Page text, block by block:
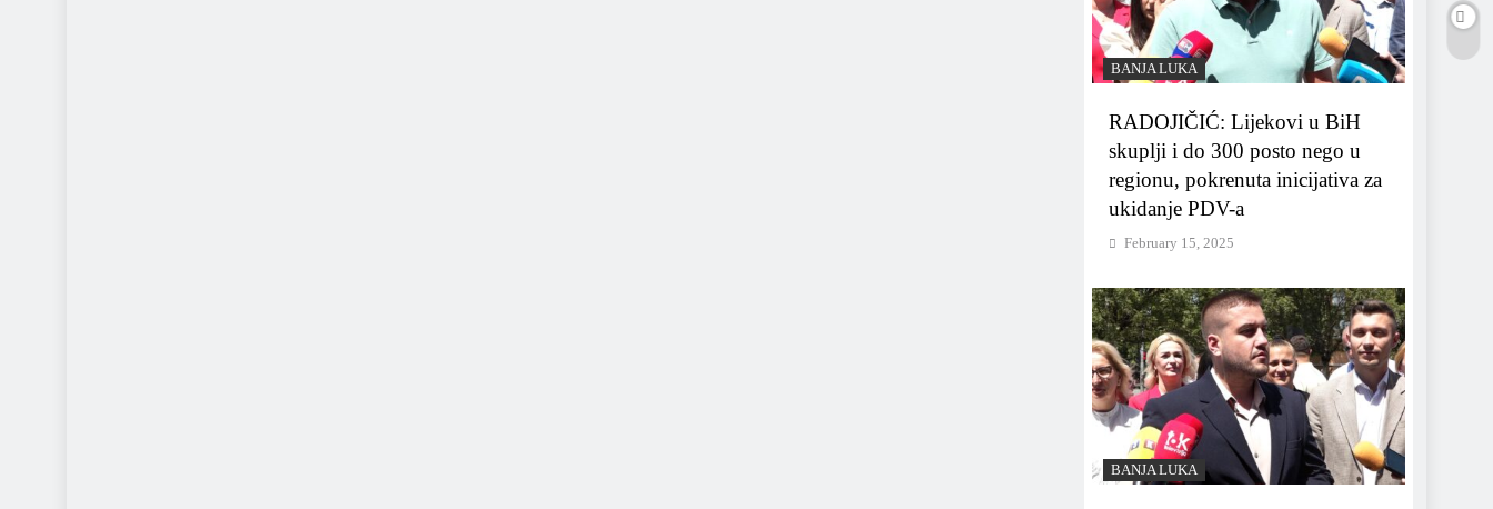
BANJA LUKA
RADOJIČIĆ: Lijekovi u BiH
skuplji i do 300 posto nego u
regionu, pokrenuta inicijativa za
ukidanje PDV-a
February 15, 2025
BANJA LUKA